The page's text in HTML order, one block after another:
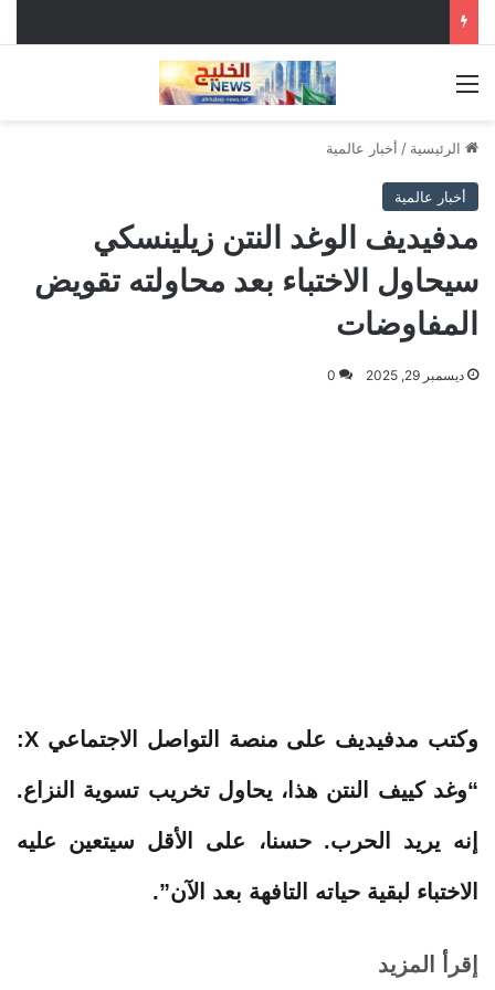
الرئيسية / أخبار عالمية
أخبار عالمية
مدفيديف الوغد النتن زيلينسكي
سيحاول الاختباء بعد محاولته تقويض
المفاوضات
ديسمبر 29, 2025 0
وكتب مدفيديف على منصة التواصل الاجتماعي X:
“وغد كييف النتن هذا، يحاول تخريب تسوية النزاع.
إنه يريد الحرب. حسنا، على الأقل سيتعين عليه
الاختباء لبقية حياته التافهة بعد الآن”.
إقرأ المزيد